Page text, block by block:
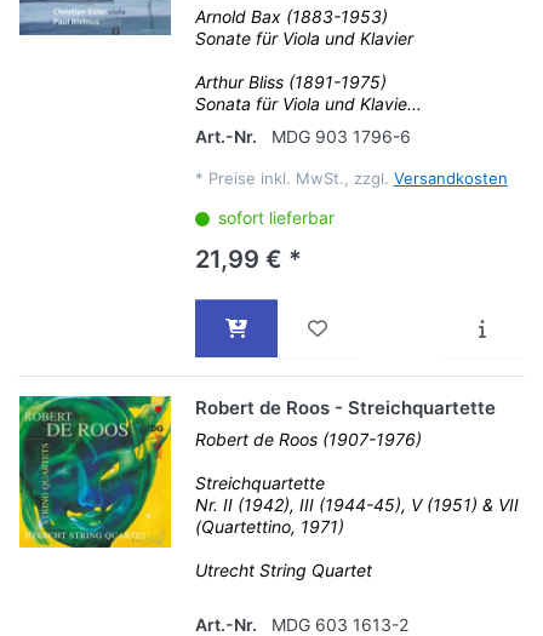
Arnold Bax (1883-1953)
Sonate für Viola und Klavier
Arthur Bliss (1891-1975)
Sonata für Viola und Klavie...
Art.-Nr.
MDG 903 1796-6
* Preise inkl. MwSt., zzgl. Versandkosten
sofort lieferbar
21,99 € *
Robert de Roos - Streichquartette
Robert de Roos (1907-1976)
Streichquartette
Nr. II (1942), III (1944-45), V (1951) & VII
(Quartettino, 1971)
Utrecht String Quartet
Art.-Nr. MDG 603 1613-2